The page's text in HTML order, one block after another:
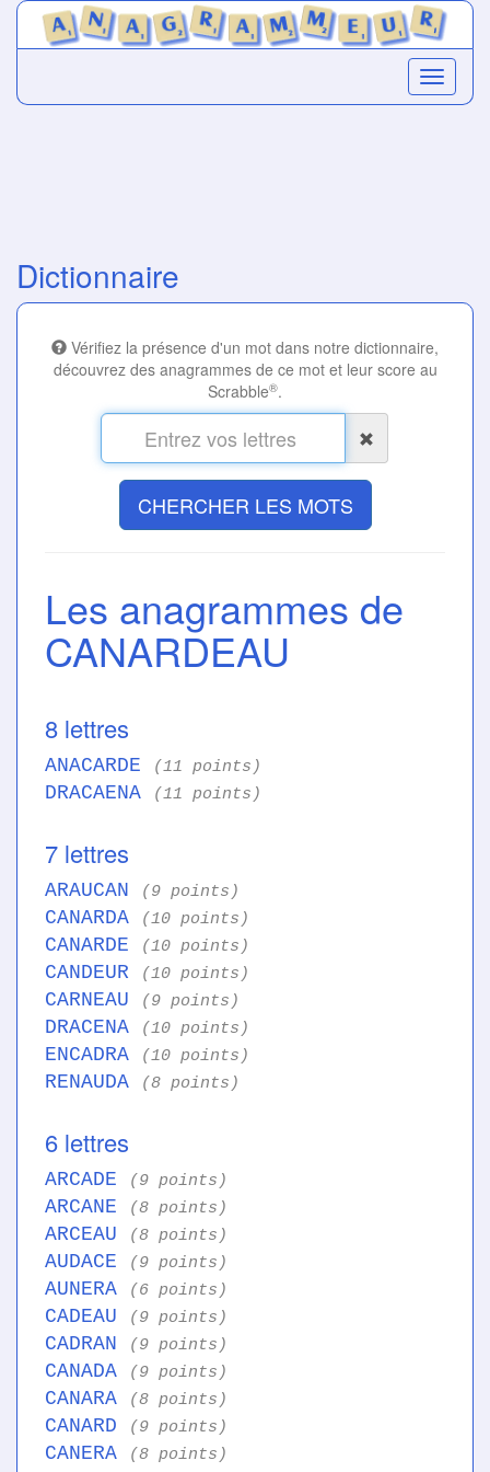
Dictionnaire
Vérifiez la présence d'un mot dans notre dictionnaire,
découvrez des anagrammes de ce mot et leur score au
Scrabble®.
CHERCHER LES MOTS
Les anagrammes de
CANARDEAU
8 lettres
ANACARDE (11 points)
DRACAENA (11 points)
7 lettres
ARAUCAN (9 points)
CANARDA (10 points)
CANARDE (10 points)
CANDEUR (10 points)
CARNEAU (9 points)
DRACENA (10 points)
ENCADRA (10 points)
RENAUDA (8 points)
6 lettres
ARCADE (9 points)
ARCANE (8 points)
ARCEAU (8 points)
AUDACE (9 points)
AUNERA (6 points)
CADEAU (9 points)
CADRAN (9 points)
CANADA (9 points)
CANARA (8 points)
CANARD (9 points)
CANERA (8 points)